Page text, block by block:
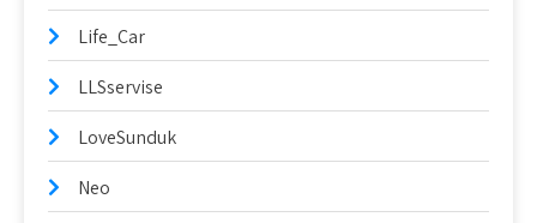
Life_Car
LLSservise
LoveSunduk
Neo